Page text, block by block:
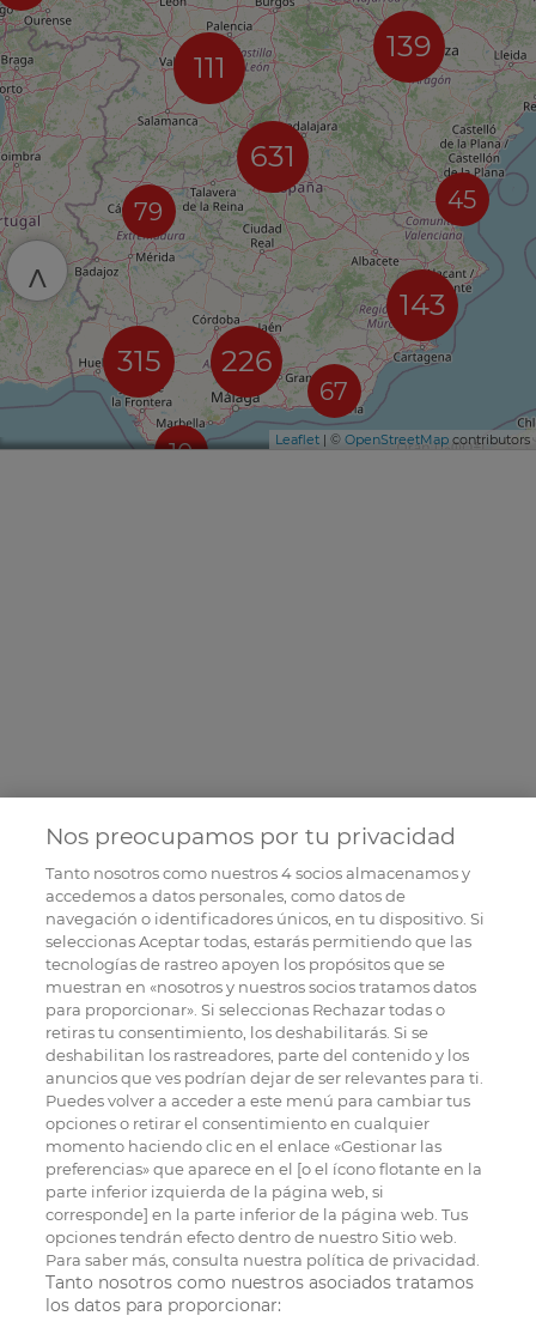
111
79
631
10
226
315
139
67
45
143
Leaflet | © OpenStreetMap contributors
^
Nos preocupamos por tu privacidad
Tanto nosotros como nuestros4socios almacenamos y
accedemos a datos personales, como datos de
navegación o identificadores únicos, en tu dispositivo. Si
seleccionas Aceptar todas, estarás permitiendo que las
tecnologías de rastreo apoyen los propósitos que se
muestran en «nosotros y nuestros socios tratamos datos
para proporcionar». Si seleccionas Rechazar todas o
retiras tu consentimiento, los deshabilitarás. Si se
deshabilitan los rastreadores, parte del contenido y los
anuncios que ves podrían dejar de ser relevantes para ti.
Puedes volver a acceder a este menú para cambiar tus
opciones o retirar el consentimiento en cualquier
momento haciendo clic en el enlace «Gestionar las
preferencias» que aparece en el [o el ícono flotante en la
parte inferior izquierda de la página web, si
corresponde] en la parte inferior de la página web. Tus
opciones tendrán efecto dentro de nuestro Sitio web.
Para saber más, consulta nuestra política de privacidad.
Tanto nosotros como nuestros asociados tratamos
los datos para proporcionar: